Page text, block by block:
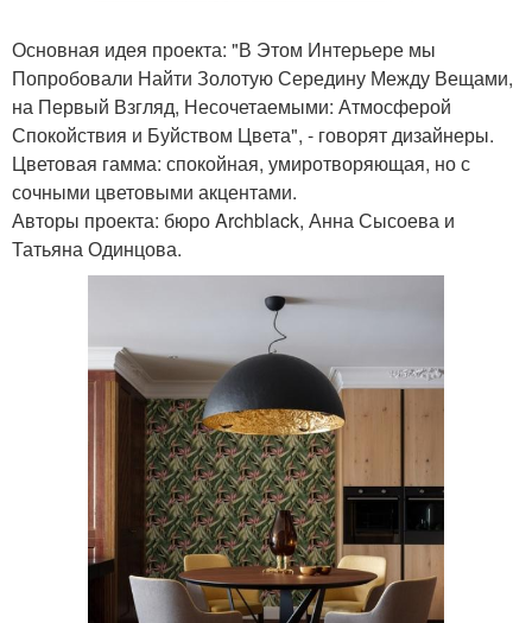
Основная идея проекта: "В Этом Интерьере мы
Попробовали Найти Золотую Середину Между Вещами,
на Первый Взгляд, Несочетаемыми: Атмосферой
Спокойствия и Буйством Цвета", - говорят дизайнеры.
Цветовая гамма: спокойная, умиротворяющая, но с
сочными цветовыми акцентами.
Авторы проекта: бюро Archblack, Анна Сысоева и
Татьяна Одинцова.